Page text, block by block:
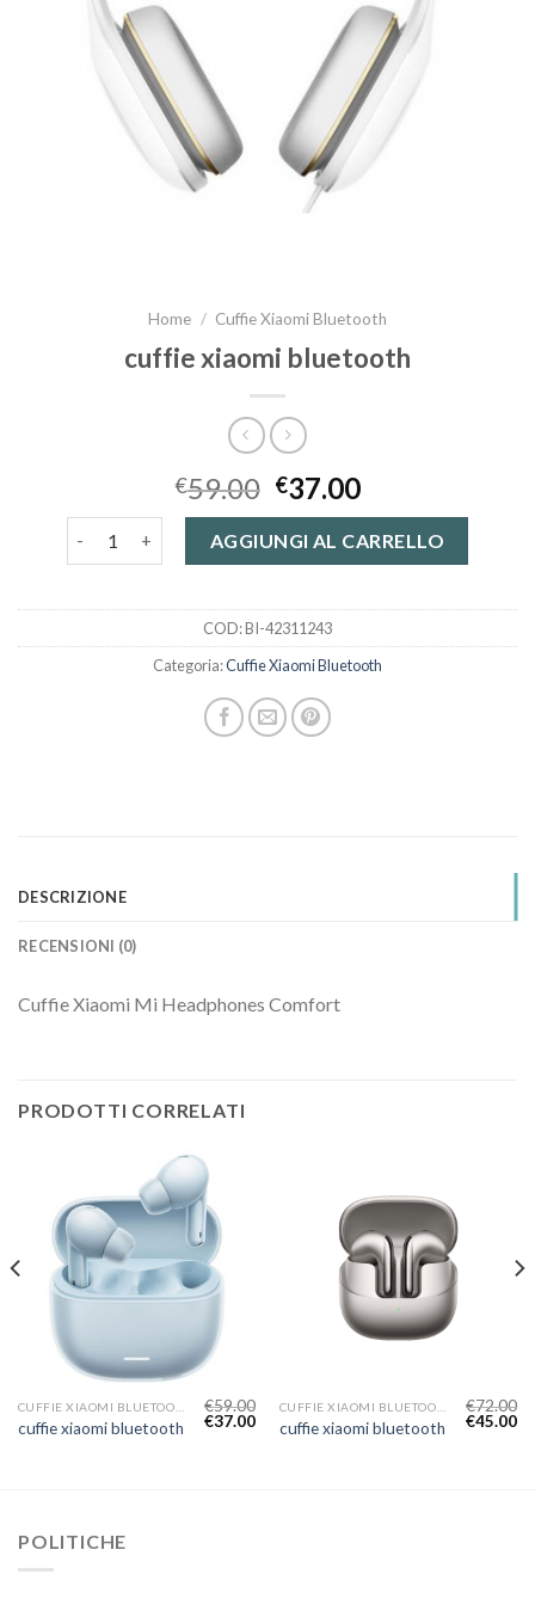
Home / Cuffie Xiaomi Bluetooth
cuffie xiaomi bluetooth
€59.00 €37.00
AGGIUNGI AL CARRELLO
COD:BI-42311243
Categoria:Cuffie Xiaomi Bluetooth
DESCRIZIONE
RECENSIONI (0)
Cuffie Xiaomi Mi Headphones Comfort
PRODOTTI CORRELATI
cuffie xiaomi bluetooth
€59.00
€37.00 cuffie xiaomi bluetooth
€72.00
€45.00
POLITICHE